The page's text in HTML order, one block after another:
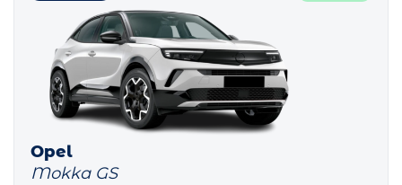
Opel
Mokka GS